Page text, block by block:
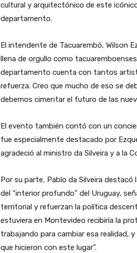
cultural y arquitectónico de este
departamento.
El intendente de Tacuarembó, Wilson
llena de orgullo como
departamento cuenta con tantos
refuerza. Creo que mucho de eso se
debemos cimentar el futuro de las
El evento también contó con un
fue especialmente destacado por
agradeció al ministro da Silveira y a la
Por su parte, Pablo da Silveira
del “interior profundo” del Uruguay,
territorial y refuerzan la política
estuviera en Montevideo recibiría la
trabajando para cambiar esa realidad,
que hicieron con este lugar”.